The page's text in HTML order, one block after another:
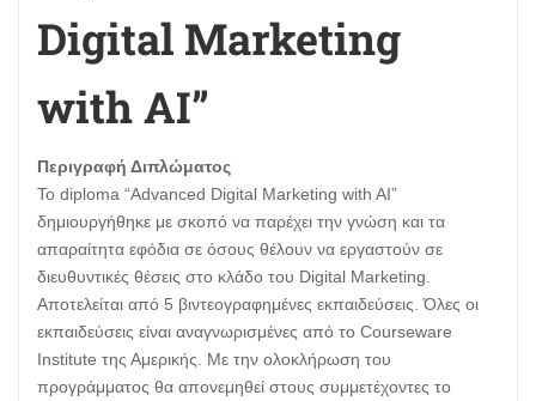
Digital Marketing
with AI”
Περιγραφή Διπλώματος
Το diploma “Advanced Digital Marketing with AI”
δημιουργήθηκε με σκοπό να παρέχει την γνώση και τα
απαραίτητα εφόδια σε όσους θέλουν να εργαστούν σε
διευθυντικές θέσεις στο κλάδο του Digital Marketing.
Αποτελείται από 5 βιντεογραφημένες εκπαιδεύσεις. Όλες οι
εκπαιδεύσεις είναι αναγνωρισμένες από το Courseware
Institute της Αμερικής. Με την ολοκλήρωση του
προγράμματος θα απονεμηθεί στους συμμετέχοντες το